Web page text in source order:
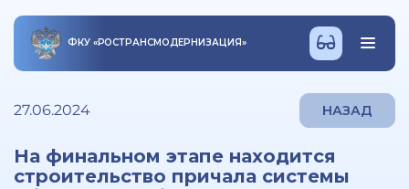
ФКУ «РОСТРАНСМОДЕРНИЗАЦИЯ»
27.06.2024 НАЗАД
На финальном этапе находится
строительство причала системы